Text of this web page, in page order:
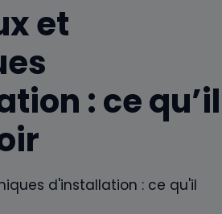
et
: ce qu’il